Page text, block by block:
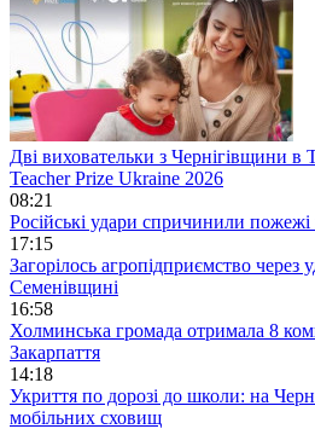
Дві виховательки з Чернігівщини
Teacher Prize Ukraine 2026
08:21
Російські удари спричинили пожежі
17:15
Загорілось агропідприємство
Семенівщині
16:58
Холминська громада отримала 8
Закарпаття
14:18
Укриття по дорозі до школи: на
мобільних сховищ